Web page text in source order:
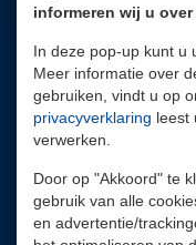
informeren wij u
In deze pop-up kunt u
Meer informatie over
gebruiken, vindt u op
privacyverklaring leest
verwerken.
Door op "Akkoord" te
gebruik van alle
en advertentie/
+ 31 180-415711
info@elinex.com
Wolweverstraat
2984 CE